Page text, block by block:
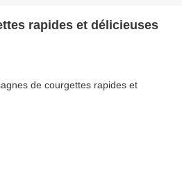
rapides et délicieuses